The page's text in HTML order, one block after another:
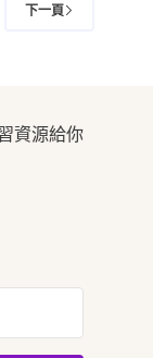
下一頁
資源給你